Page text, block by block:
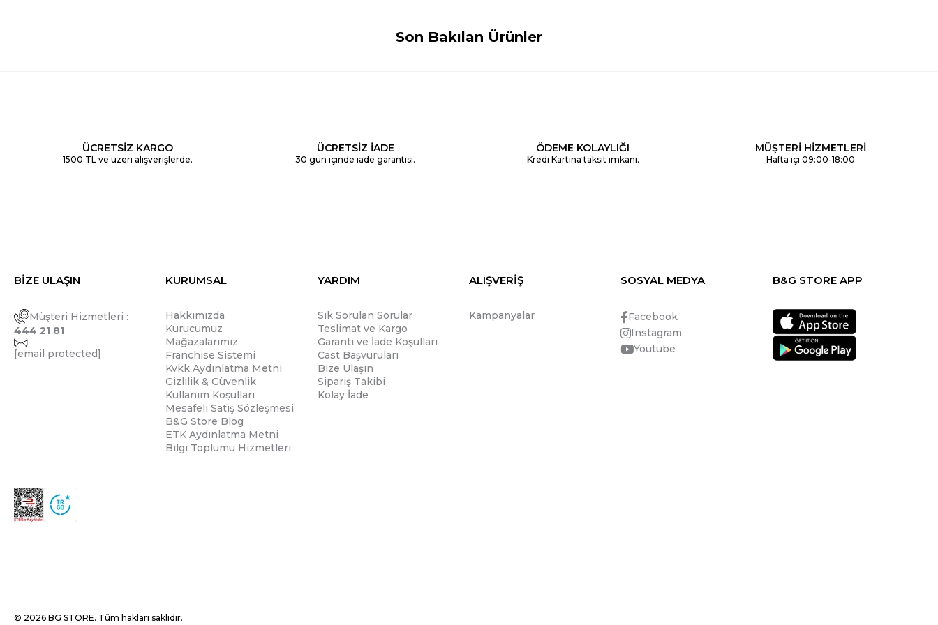
Son Bakılan Ürünler
ÜCRETSİZ KARGO
1500 TL ve üzeri alışverişlerde.
ÜCRETSİZ İADE
30 gün içinde iade garantisi.
ÖDEME KOLAYLIĞI
Kredi Kartına taksit imkanı.
MÜŞTERİ HİZMETLERİ
Hafta içi 09:00-18:00
BİZE ULAŞIN
Müşteri Hizmetleri :
444 21 81
[email protected]
KURUMSAL
Hakkımızda
Kurucumuz
Mağazalarımız
Franchise Sistemi
Kvkk Aydınlatma Metni
Gizlilik & Güvenlik
Kullanım Koşulları
Mesafeli Satış Sözleşmesi
B&G Store Blog
ETK Aydınlatma Metni
Bilgi Toplumu Hizmetleri
YARDIM
Sık Sorulan Sorular
Teslimat ve Kargo
Garanti ve İade Koşulları
Cast Başvuruları
Bize Ulaşın
Sipariş Takibi
Kolay İade
ALIŞVERİŞ
Kampanyalar
SOSYAL MEDYA
Facebook
Instagram
Youtube
B&G STORE APP
© 2026 BG STORE. Tüm hakları saklıdır.